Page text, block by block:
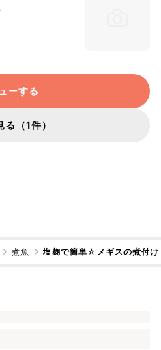
ーする
る（1件）
煮魚 塩麹で簡単☆メギスの煮付け